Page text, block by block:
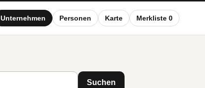
Unternehmen Personen Karte Merkliste 0
Suchen